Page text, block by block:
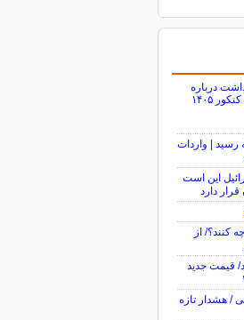
درباره
۱۴۰۵
بشکه رسید | واردات
اسرائیل این است
دارد
کنند؟/ از
قیمت جدید
/ هشدار تازه